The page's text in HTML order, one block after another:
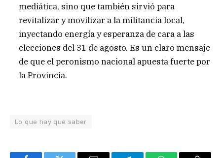
mediática, sino que también sirvió para
revitalizar y movilizar a la militancia local,
inyectando energía y esperanza de cara a las
elecciones del 31 de agosto. Es un claro mensaje
de que el peronismo nacional apuesta fuerte por
la Provincia.
Lo que hay que saber